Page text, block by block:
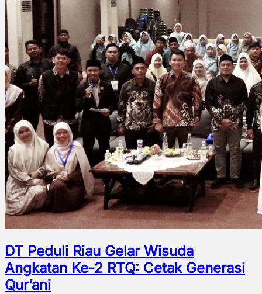
DT Peduli Riau Gelar Wisuda
Angkatan Ke-2 RTQ: Cetak Generasi
Qur’ani